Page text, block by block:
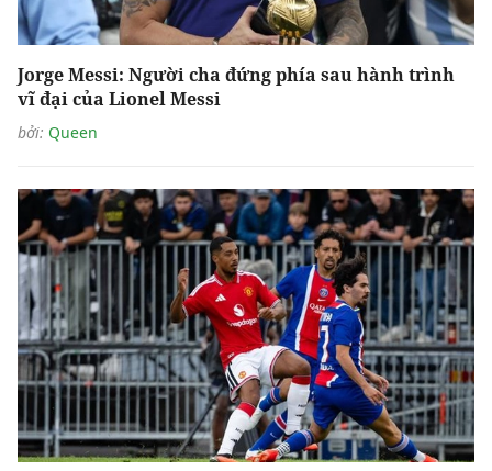
Jorge Messi: Người cha đứng phía sau hành trình
vĩ đại của Lionel Messi
bởi: Queen